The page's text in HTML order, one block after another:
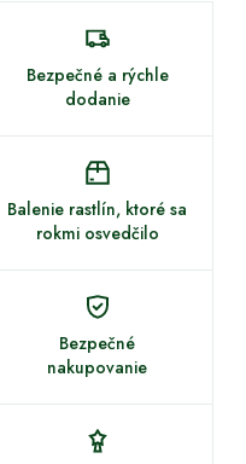
Bezpečné a rýchle
dodanie
Balenie rastlín, ktoré sa
rokmi osvedčilo
Bezpečné
nakupovanie